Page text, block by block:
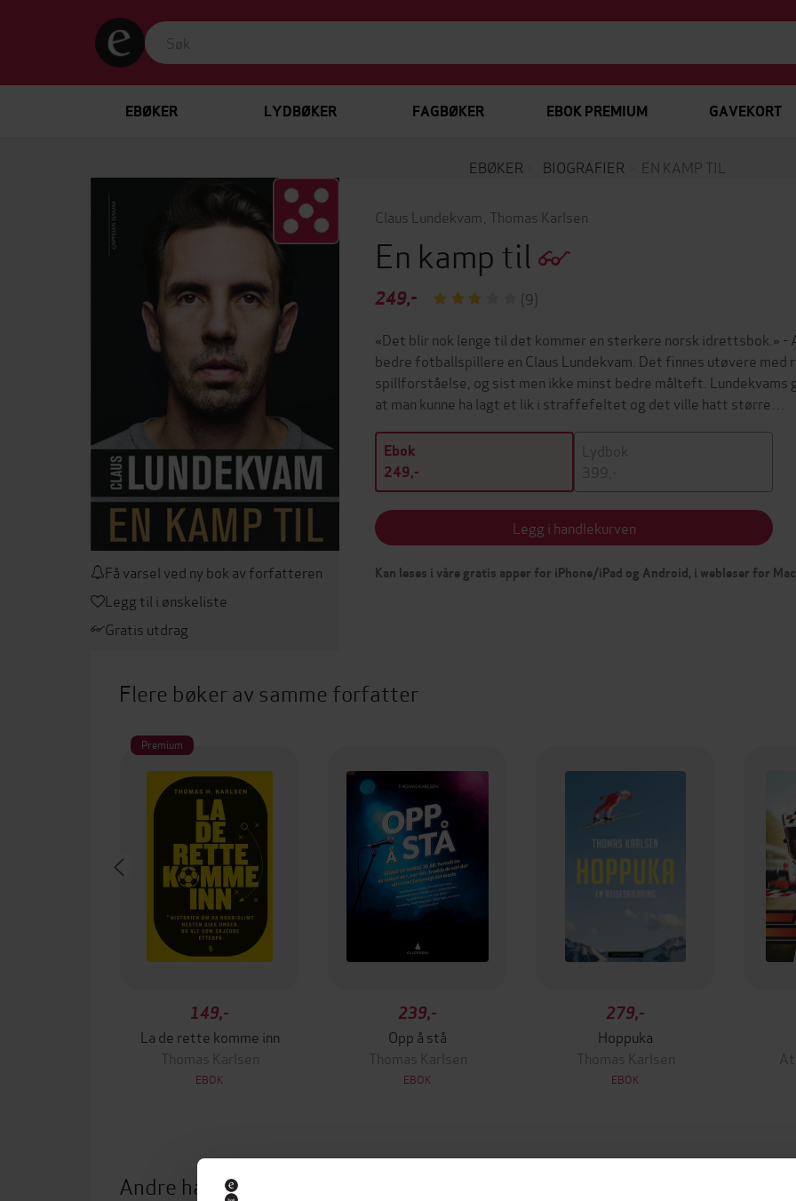
EBØKER LYDBØKER FAGBØKER EBOK PREMIUM GAVEKORT
EBØKER BIOGRAFIER EN KAMP TIL
Få varsel ved ny bok av forfatteren
Legg til i ønskeliste
Gratis utdrag
Claus Lundekvam Thomas Karlsen
En kamp til
249,-
(9)
«Det blir nok lenge til det kommer en sterkere norsk idrettsbok.» -
bedre fotballspillere en Claus Lundekvam. Det finnes utøvere
spillforståelse, og sist men ikke minst bedre målteft. Lundekvams
at man kunne ha lagt et lik i straffefeltet og det ville hatt større…
Ebok
249,-
Lydbok
399,-
Legg i handlekurven
Kan leses i våre gratis apper for iPhone/iPad og Android, i webleser for
Flere bøker av samme forfatter
Premium
149,-
La de rette komme inn
Thomas Karlsen
EBOK
239,-
Opp å stå
Thomas Karlsen
EBOK
279,-
Hoppuka
Thomas Karlsen
EBOK
Andre har også kjøpt